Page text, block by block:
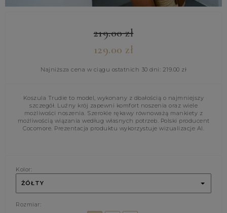
219.00zł
129.00 zł
Najniższa cena w ciągu ostatnich 30 dni: 219.00 zł
Koszula Trudie to model, wykonany z dbałością o najmniejszy
szczegół. Luźny krój zapewni komfort noszenia oraz wiele
możliwości noszenia. Szerokie rękawy równoważą mankiety z
możliwością wiązania według własnych potrzeb. Polski producent
Cocomore. Prezentacja produktu wykorzystuje wizualizacje AI.
Kolor:
ŻÓŁTY
Rozmiar: